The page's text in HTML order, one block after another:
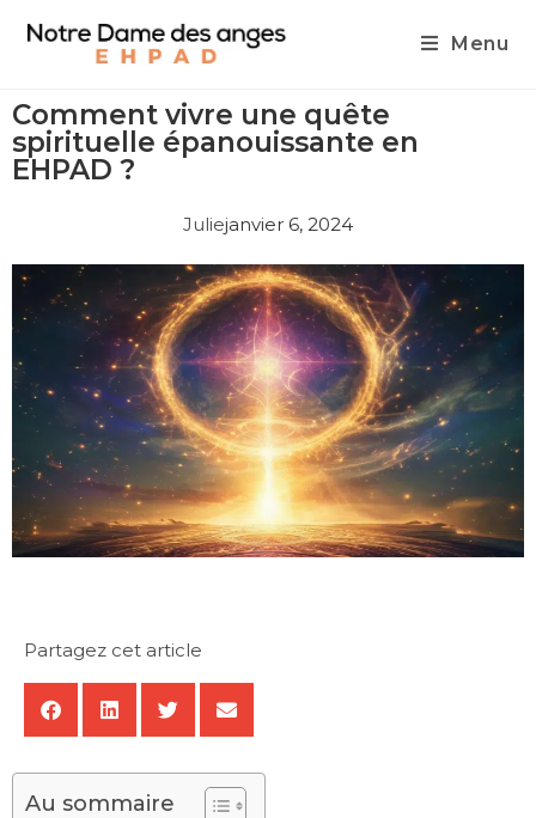
Menu
Comment vivre une quête
spirituelle épanouissante en
EHPAD ?
Juliejanvier 6, 2024
Partagez cet article
Au sommaire